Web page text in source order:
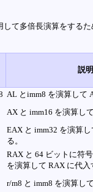
て多倍長演算をする
説明
AL とimm8 を演算して
AX と imm16 を演算し
EAX と imm32 を演算
る。
RAX と 64 ビットに符
を演算して RAX に代入
r/m8 と imm8 を演算し